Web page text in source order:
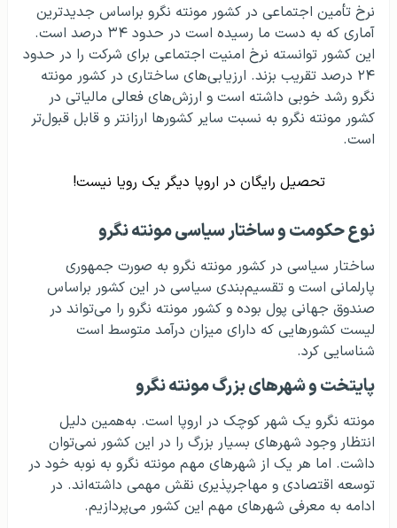
نرخ تأمین اجتماعی در کشور مونته نگرو براساس جدیدترین
آماری که به دست ما رسیده است در حدود ۳۴ درصد است.
این کشور توانسته نرخ امنیت اجتماعی برای شرکت را در حدود
۲۴ درصد تقریب بزند. ارزیابی‌های ساختاری در کشور مونته
نگرو رشد خوبی داشته است و ارزش‌های فعالی مالیاتی در
کشور مونته نگرو به نسبت سایر کشورها ارزانتر و قابل قبول‌تر
است.
تحصیل رایگان در اروپا دیگر یک رویا نیست!
نوع حکومت و ساختار سیاسی مونته نگرو
ساختار سیاسی در کشور مونته نگرو به صورت جمهوری
پارلمانی است و تقسیم‌بندی سیاسی در این کشور براساس
صندوق جهانی پول بوده و کشور مونته نگرو را می‌تواند در
لیست کشورهایی که دارای میزان درآمد متوسط است
شناسایی کرد.
پایتخت و شهرهای بزرگ مونته نگرو
مونته نگرو یک شهر کوچک در اروپا است. به‌همین دلیل
انتظار وجود شهرهای بسیار بزرگ را در این کشور نمی‌توان
داشت. اما هر یک از شهرهای مهم مونته نگرو به نوبه خود در
توسعه اقتصادی و مهاجرپذیری نقش مهمی داشته‌اند. در
ادامه به معرفی شهرهای مهم این کشور می‌پردازیم.